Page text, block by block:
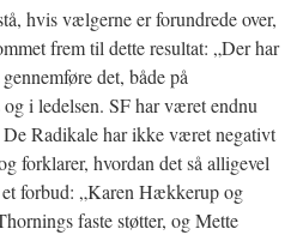
hvis vælgerne er forundrede over,
frem til dette resultat: „Der har
det, både på
i ledelsen. SF har været endnu
De Radikale har ikke været negativt
forklarer, hvordan det så alligevel
forbud: „Karen Hækkerup og
faste støtter, og Mette